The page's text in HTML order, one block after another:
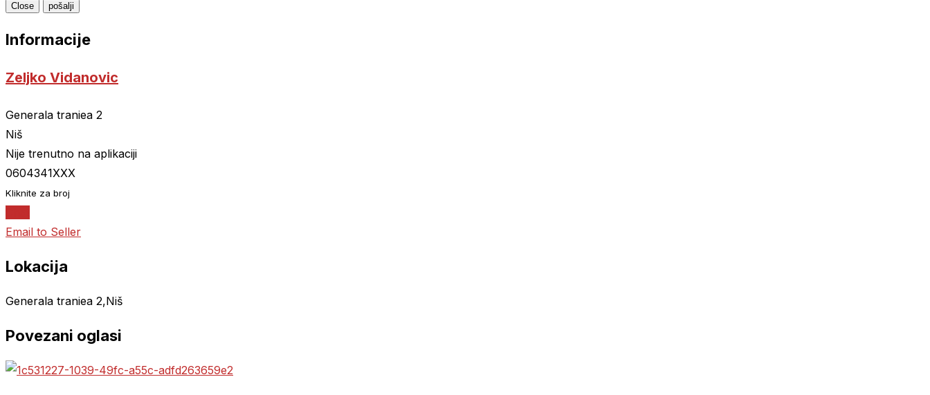
Close pošalji
Informacije
Zeljko Vidanovic
Generala traniea 2
Niš
Nije trenutno na aplikaciji
0604341XXX
Kliknite za broj
Email to Seller
Lokacija
Generala traniea 2,Niš
Povezani oglasi